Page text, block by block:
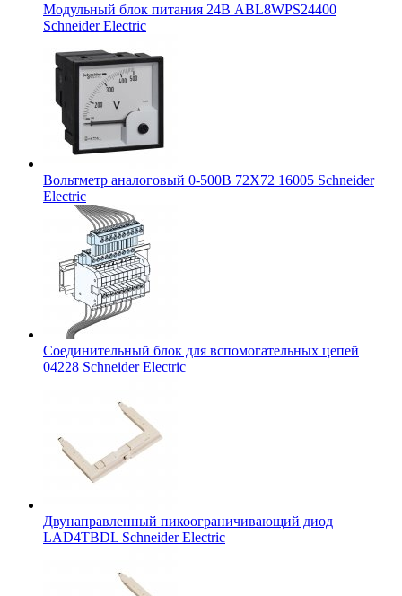
Модульный блок питания 24В ABL8WPS24400
Schneider Electric
Вольтметр аналоговый 0-500В 72Х72 16005 Schneider
Electric
Соединительный блок для вспомогательных цепей
04228 Schneider Electric
Двунаправленный пикоограничивающий диод
LAD4TBDL Schneider Electric